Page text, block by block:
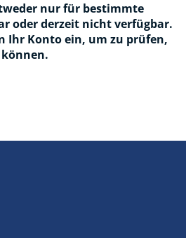
nur für bestimmte
oder derzeit nicht verfügbar.
Ihr Konto ein, um zu prüfen,